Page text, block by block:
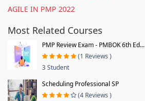
AGILE IN PMP 2022
Most Related Courses
PMP Review Exam - PMBOK 6th Ed...
(1 Reviews )
3 Student
Scheduling Professional SP
(4 Reviews )